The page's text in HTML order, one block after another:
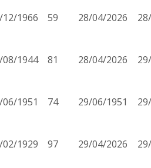
12/1966 59 28/04/2026
08/1944 81 28/04/2026
06/1951 74 29/06/1951
02/1929 97 29/04/2026